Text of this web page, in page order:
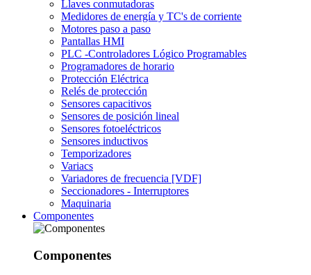
Llaves conmutadoras
Medidores de energía y TC's de corriente
Motores paso a paso
Pantallas HMI
PLC -Controladores Lógico Programables
Programadores de horario
Protección Eléctrica
Relés de protección
Sensores capacitivos
Sensores de posición lineal
Sensores fotoeléctricos
Sensores inductivos
Temporizadores
Variacs
Variadores de frecuencia [VDF]
Seccionadores - Interruptores
Maquinaria
Componentes
Componentes